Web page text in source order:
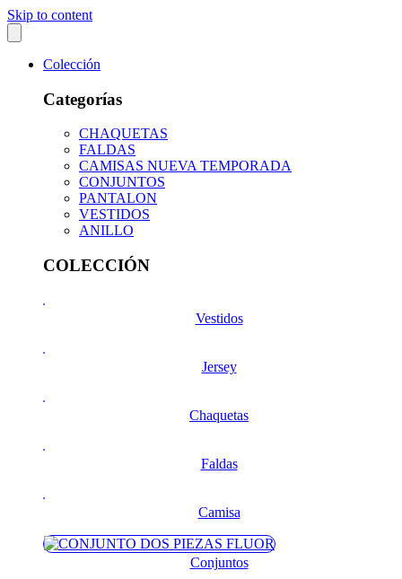
Skip to content
Colección
Categorías
CHAQUETAS
FALDAS
CAMISAS NUEVA TEMPORADA
CONJUNTOS
PANTALON
VESTIDOS
ANILLO
COLECCIÓN
Vestidos
Jersey
Chaquetas
Faldas
Camisa
Conjuntos